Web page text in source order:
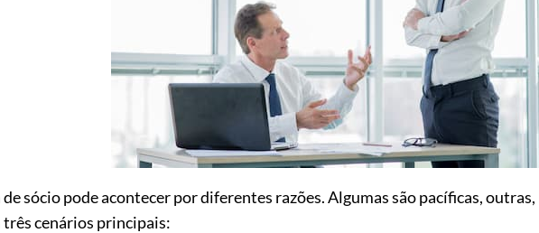
sócio pode acontecer por diferentes razões. Algumas são pacíficas,
três cenários principais: